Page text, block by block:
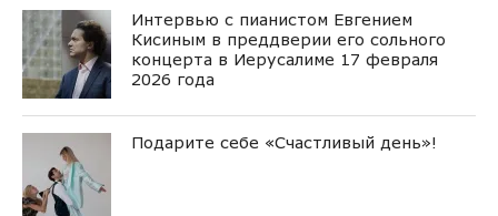
Интервью с пианистом Евгением
Кисиным в преддверии его сольного
концерта в Иерусалиме 17 февраля
2026 года
Подарите себе «Счастливый день»!